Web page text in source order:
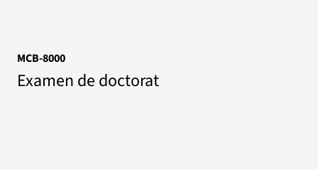
MCB-8000
Examen de doctorat